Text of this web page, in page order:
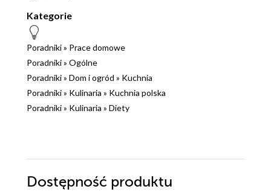
Kategorie
Poradniki» Prace domowe
Poradniki» Ogólne
Poradniki» Dom i ogród » Kuchnia
Poradniki» Kulinaria » Kuchnia polska
Poradniki» Kulinaria » Diety
Dostępność produktu